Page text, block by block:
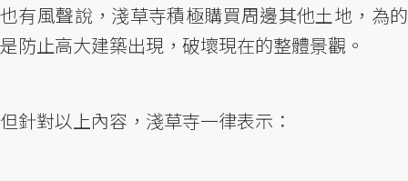
也有風聲說，淺草寺積極購買周邊其他土地，為的
是防止高大建築出現，破壞現在的整體景觀。
但針對以上內容，淺草寺一律表示：